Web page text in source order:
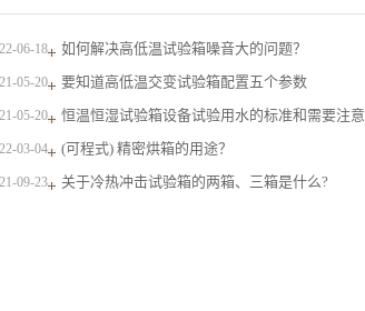
06-18 如何解决高低温试验箱噪音大的问题？
05-20 要知道高低温交变试验箱配置五个参数
05-20 恒温恒湿试验箱设备试验用水的标准和需要注意
03-04 (可程式) 精密烘箱的用途？
09-23 关于冷热冲击试验箱的两箱、三箱是什么?